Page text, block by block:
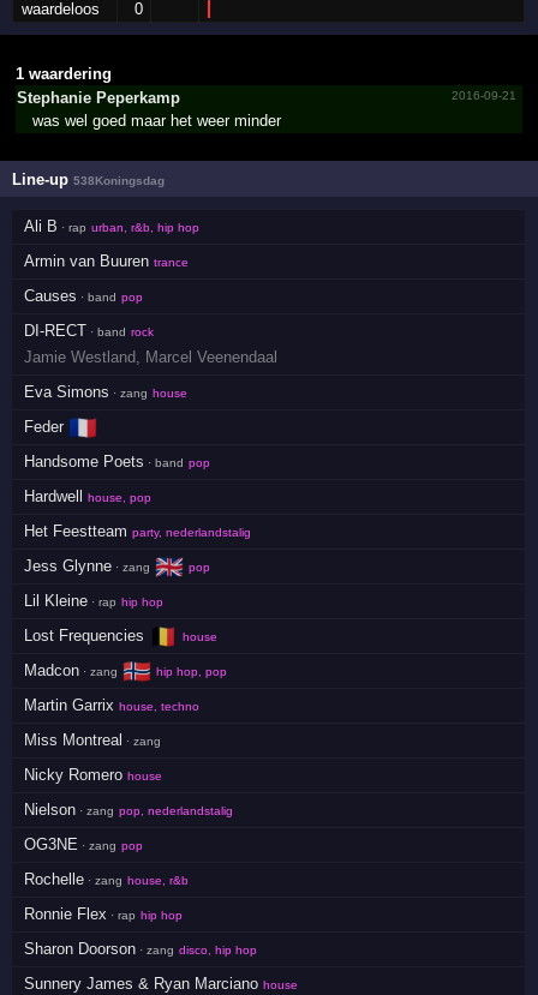
waardeloos
0
1 waardering
Stephanie Peperkamp
2016-09-21
was wel goed maar het weer minder
Line-up538Koningsdag
Ali B · rap urban, r&b, hip hop
Armin van Buuren trance
Causes · band pop
DI-RECT · band rock
Jamie Westland
Marcel Veenendaal
Eva Simons · zang house
Feder 🇫🇷
Handsome Poets · band pop
Hardwell house, pop
Het Feestteam party, nederlandstalig
Jess Glynne · zang 🇬🇧 pop
Lil Kleine · rap hip hop
Lost Frequencies 🇧🇪 house
Madcon · zang 🇳🇴 hip hop, pop
Martin Garrix house, techno
Miss Montreal · zang
Nicky Romero house
Nielson · zang pop, nederlandstalig
OG3NE · zang pop
Rochelle · zang house, r&b
Ronnie Flex · rap hip hop
Sharon Doorson · zang disco, hip hop
Sunnery James & Ryan Marciano house